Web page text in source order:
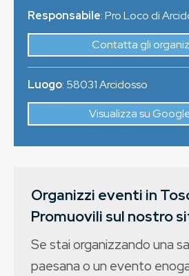
Responsabile: Pro Loco di
Contatta gli
Luogo: 58031Arcidosso
Visualizza su
Organizzi eventi in
Promuovili sul nostro
Se stai organizzando una
paesana o un evento